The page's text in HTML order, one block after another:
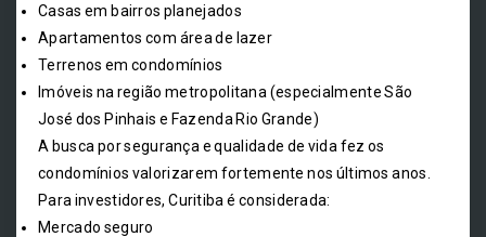
Casas em bairros planejados
Apartamentos com área de lazer
Terrenos em condomínios
Imóveis na região metropolitana (especialmente São
José dos Pinhais e Fazenda Rio Grande)
A busca por segurança e qualidade de vida fez os
condomínios valorizarem fortemente nos últimos anos.
Para investidores, Curitiba é considerada:
Mercado seguro